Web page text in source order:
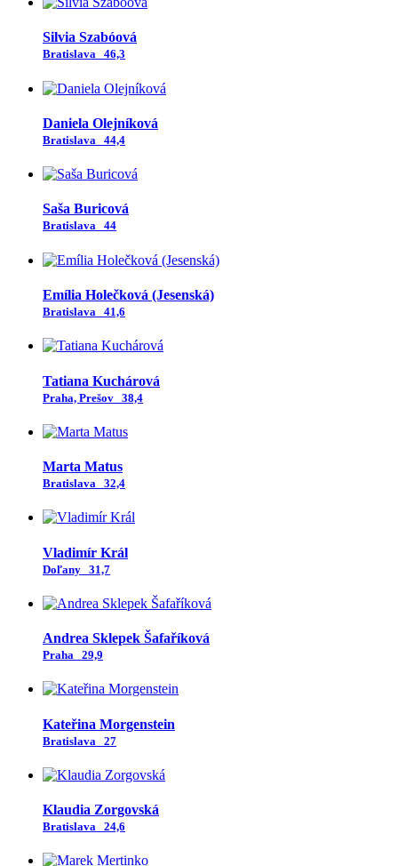
Silvia Szabóová
Bratislava 46,3
Daniela Olejníková
Bratislava 44,4
Saša Buricová
Bratislava 44
Emília Holečková (Jesenská)
Bratislava 41,6
Tatiana Kuchárová
Praha, Prešov 38,4
Marta Matus
Bratislava 32,4
Vladimír Král
Doľany 31,7
Andrea Sklepek Šafaříková
Praha 29,9
Kateřina Morgenstein
Bratislava 27
Klaudia Zorgovská
Bratislava 24,6